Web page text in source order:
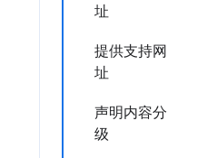
址
提供支持网
址
声明内容分
级